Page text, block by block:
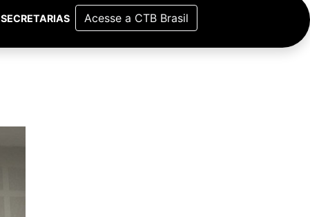
SECRETARIAS Acesse a CTB Brasil